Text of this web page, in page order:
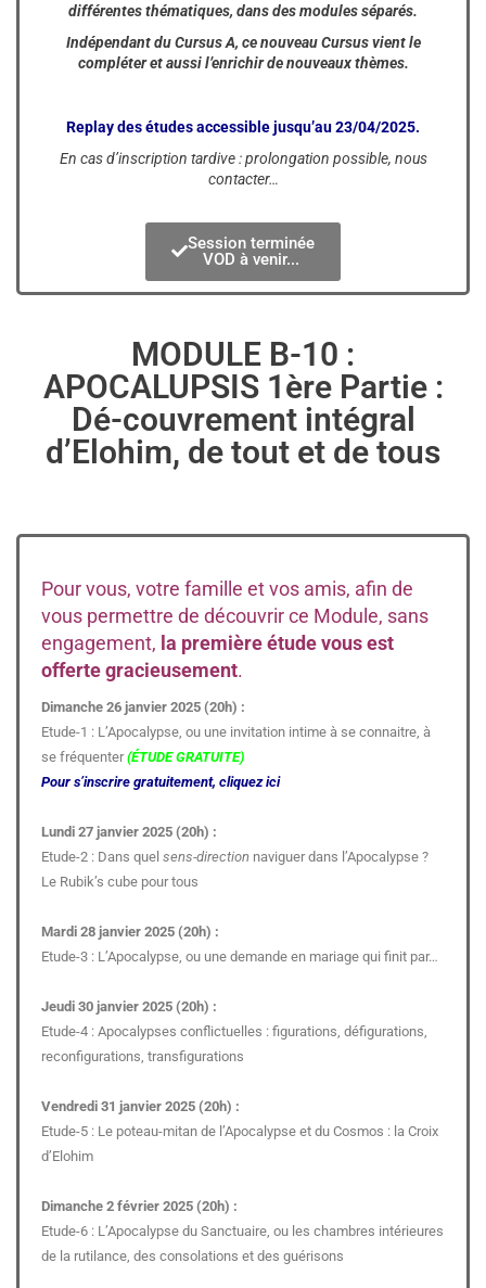
différentes thématiques, dans des modules séparés.
Indépendant du Cursus A, ce nouveau Cursus vient le
compléter et aussi l’enrichir de nouveaux thèmes.
Replay des études accessible jusqu’au 23/04/2025.
En cas d’inscription tardive : prolongation possible, nous
contacter…
Session terminée
VOD à venir...
MODULE B-10 :
APOCALUPSIS 1ère Partie :
Dé-couvrement intégral
d’Elohim, de tout et de tous
Pour vous, votre famille et vos amis, afin de
vous permettre de découvrir ce Module, sans
engagement, la première étude vous est
offerte gracieusement.
Dimanche 26 janvier 2025 (20h) :
Etude-1 : L’Apocalypse, ou une invitation intime à se connaitre, à
se fréquenter(ÉTUDE GRATUITE)
Pour s’inscrire gratuitement, cliquez ici
Lundi 27 janvier 2025 (20h) :
Etude-2 : Dans quel sens-direction naviguer dans l’Apocalypse ?
Le Rubik’s cube pour tous
Mardi 28 janvier 2025 (20h) :
Etude-3 : L’Apocalypse, ou une demande en mariage qui finit par…
Jeudi 30 janvier 2025 (20h) :
Etude-4 : Apocalypses conflictuelles : figurations, défigurations,
reconfigurations, transfigurations
Vendredi 31 janvier 2025 (20h) :
Etude-5 : Le poteau-mitan de l’Apocalypse et du Cosmos : la Croix
d’Elohim
Dimanche 2 février 2025 (20h) :
Etude-6 : L’Apocalypse du Sanctuaire, ou les chambres intérieures
de la rutilance, des consolations et des guérisons